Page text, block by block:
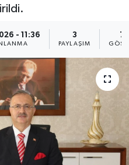
- 11:36 3
PAYLAŞIM